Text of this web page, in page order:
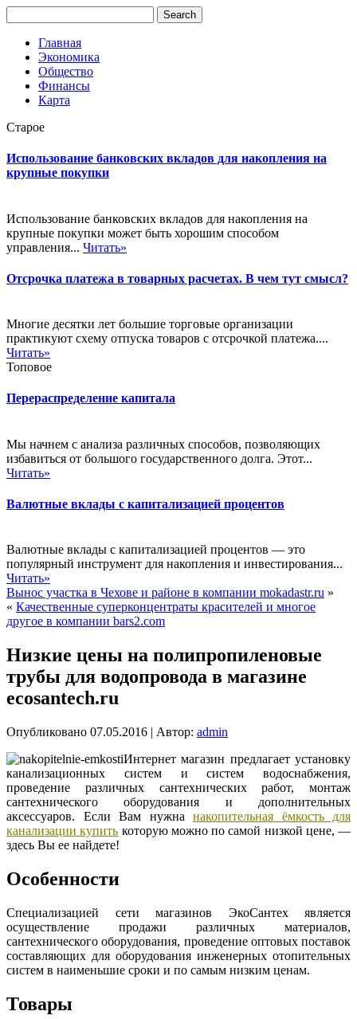
Главная
Экономика
Общество
Финансы
Карта
Старое
Использование банковских вкладов для накопления на
крупные покупки
Использование банковских вкладов для накопления на
крупные покупки может быть хорошим способом
управления... Читать»
Отсрочка платежа в товарных расчетах. В чем тут смысл?
Многие десятки лет большие торговые организации
практикуют схему отпуска товаров с отсрочкой платежа....
Читать»
Топовое
Перераспределение капитала
Мы начнем с анализа различных способов, позволяющих
избавиться от большого государственного долга. Этот...
Читать»
Валютные вклады с капитализацией процентов
Валютные вклады с капитализацией процентов — это
популярный инструмент для накопления и инвестирования...
Читать»
Вынос участка в Чехове и районе в компании mokadastr.ru »
« Качественные суперконцентраты красителей и многое
другое в компании bars2.com
Низкие цены на полипропиленовые
трубы для водопровода в магазине
ecosantech.ru
Опубликовано 07.05.2016 | Автор: admin
Интернет магазин предлагает установку
канализационных систем и систем водоснабжения,
проведение различных сантехнических работ, монтаж
сантехнического оборудования и дополнительных
аксессуаров. Если Вам нужна накопительная ёмкость для
канализации купить которую можно по самой низкой цене, —
здесь Вы ее найдете!
Особенности
Специализацией сети магазинов ЭкоСантех является
осуществление продажи различных материалов,
сантехнического оборудования, проведение оптовых поставок
составляющих для оборудования инженерных отопительных
систем в наименьшие сроки и по самым низким ценам.
Товары